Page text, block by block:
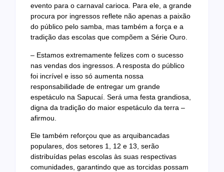
evento para o carnaval carioca. Para ele, a grande
procura por ingressos reflete não apenas a paixão
do público pelo samba, mas também a força e a
tradição das escolas que compõem a Série Ouro.
– Estamos extremamente felizes com o sucesso
nas vendas dos ingressos. A resposta do público
foi incrível e isso só aumenta nossa
responsabilidade de entregar um grande
espetáculo na Sapucaí. Será uma festa grandiosa,
digna da tradição do maior espetáculo da terra –
afirmou.
Ele também reforçou que as arquibancadas
populares, dos setores 1, 12 e 13, serão
distribuídas pelas escolas às suas respectivas
comunidades, garantindo que as torcidas possam